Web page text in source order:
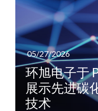
05/27/2026
环旭电子于
展示先进碳
技术